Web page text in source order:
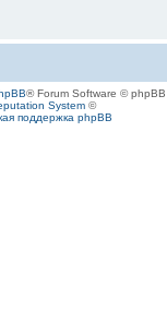
® Forum Software © phpBB
System ©
поддержка phpBB